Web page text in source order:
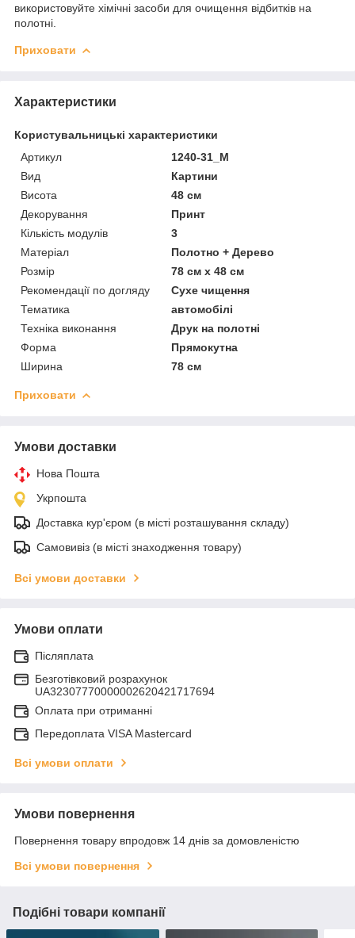
використовуйте хімічні засоби для очищення відбитків на
полотні.
Приховати
Характеристики
Користувальницькі характеристики
Артикул
1240-31_M
Вид
Картини
Висота
48 см
Декорування
Принт
Кількість модулів
3
Матеріал
Полотно + Дерево
Розмір
78 см x 48 см
Рекомендації по догляду
Сухе чищення
Тематика
автомобілі
Техніка виконання
Друк на полотні
Форма
Прямокутна
Ширина
78 см
Приховати
Умови доставки
Нова Пошта
Укрпошта
Доставка кур'єром (в місті розташування складу)
Самовивіз (в місті знаходження товару)
Всі умови доставки
Умови оплати
Післяплата
Безготівковий розрахунок
UA32307770000002620421717694
Оплата при отриманні
Передоплата VISA Mastercard
Всі умови оплати
Умови повернення
Повернення товару впродовж 14 днів за домовленістю
Всі умови повернення
Подібні товари компанії